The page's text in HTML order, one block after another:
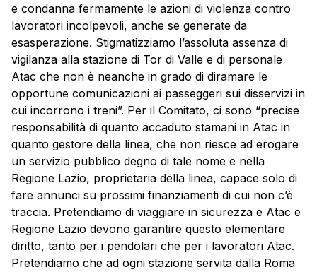
e condanna fermamente le azioni di violenza contro
lavoratori incolpevoli, anche se generate da
esasperazione. Stigmatizziamo l’assoluta assenza di
vigilanza alla stazione di Tor di Valle e di personale
Atac che non è neanche in grado di diramare le
opportune comunicazioni ai passeggeri sui disservizi in
cui incorrono i treni”. Per il Comitato, ci sono “precise
responsabilità di quanto accaduto stamani in Atac in
quanto gestore della linea, che non riesce ad erogare
un servizio pubblico degno di tale nome e nella
Regione Lazio, proprietaria della linea, capace solo di
fare annunci su prossimi finanziamenti di cui non c’è
traccia. Pretendiamo di viaggiare in sicurezza e Atac e
Regione Lazio devono garantire questo elementare
diritto, tanto per i pendolari che per i lavoratori Atac.
Pretendiamo che ad ogni stazione servita dalla Roma